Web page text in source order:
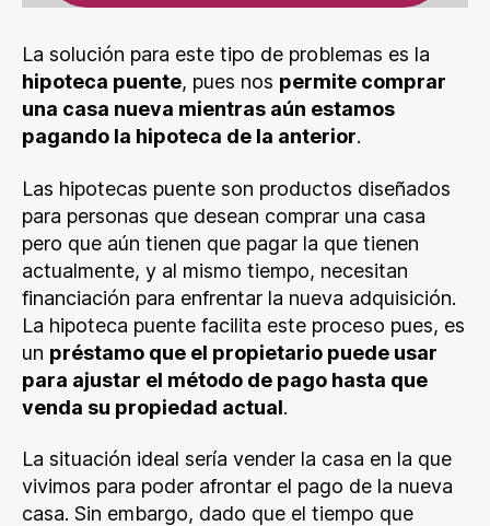
La solución para este tipo de problemas es la
hipoteca puente, pues nos permite comprar
una casa nueva mientras aún estamos
pagando la hipoteca de la anterior.
Las hipotecas puente son productos diseñados
para personas que desean comprar una casa
pero que aún tienen que pagar la que tienen
actualmente, y al mismo tiempo, necesitan
financiación para enfrentar la nueva adquisición.
La hipoteca puente facilita este proceso pues, es
un préstamo que el propietario puede usar
para ajustar el método de pago hasta que
venda su propiedad actual.
La situación ideal sería vender la casa en la que
vivimos para poder afrontar el pago de la nueva
casa. Sin embargo, dado que el tiempo que